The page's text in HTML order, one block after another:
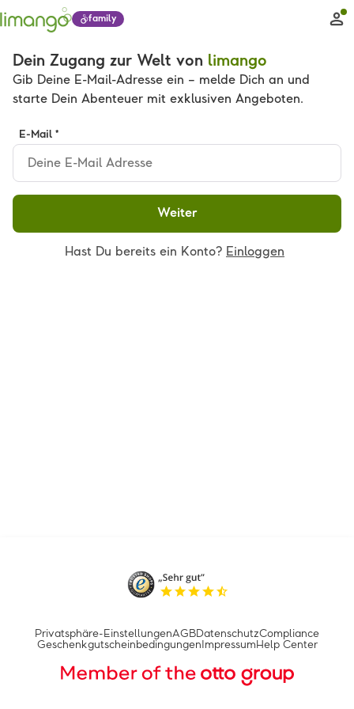
family
Dein Zugang zur Welt von limango
Gib Deine E-Mail-Adresse ein – melde Dich an und
starte Dein Abenteuer mit exklusiven Angeboten.
E-Mail *
Weiter
Hast Du bereits ein Konto? Einloggen
Privatsphäre-EinstellungenAGBDatenschutzCompliance
Geschenkgutscheinbedingungen Impressum Help Center